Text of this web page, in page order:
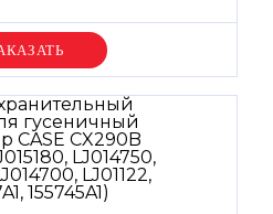
цену